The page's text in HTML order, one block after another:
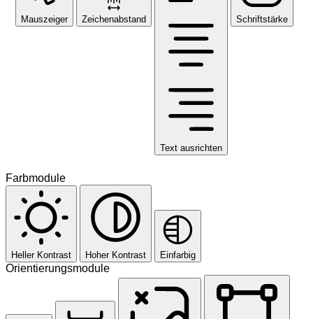
Mauszeiger Zeichenabstand
Text ausrichten
Schriftstärke
Farbmodule
Heller Kontrast Hoher Kontrast Einfarbig
Orientierungsmodule